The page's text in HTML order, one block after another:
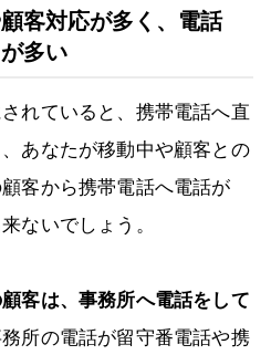
客対応が多く、電話
多い
れていると、携帯電話へ直
あなたが移動中や顧客との
客から携帯電話へ電話が
ないでしょう。
客は、事務所へ電話をして
所の電話が留守番電話や携